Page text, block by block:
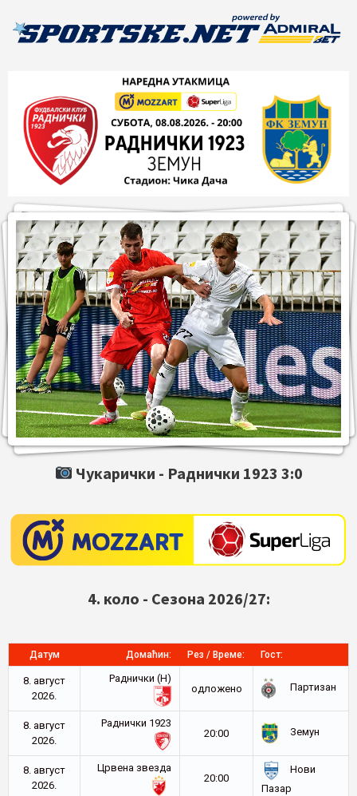
Чукарички - Раднички 1923 3:0
4. коло - Сезона 2026/27:
Датум Домаћин: Рез / Време: Гост:
8. август
2026.
Раднички (Н)
oдложено
Партизан
8. август
2026.
Раднички 1923
20:00
Земун
8. август
2026.
Црвена звезда
20:00
Нови
Пазар